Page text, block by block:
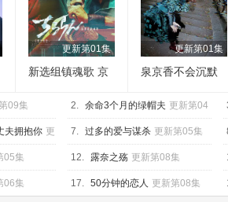
更新第01集
新选组镇魂歌 京
更新第01集
泉京香不会沉默
09集 2. 余命3个月的绿帽夫 更新第04
集
夫拥抱你 更 7. 过多的爱与谋杀 更新第05集
05集 12. 露奈之殇 更新第08集
06集 17. 50分钟的恋人 更新第08集